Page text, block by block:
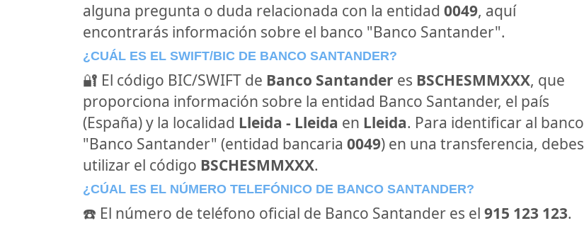
alguna pregunta o duda relacionada con la entidad 0049, aquí
encontrarás información sobre el banco "Banco Santander".
¿CUÁL ES EL SWIFT/BIC DE BANCO SANTANDER?
🔐 El código BIC/SWIFT de Banco Santander es BSCHESMMXXX, que
proporciona información sobre la entidad Banco Santander, el país
(España) y la localidad Lleida - Lleida en Lleida. Para identificar al banco
"Banco Santander" (entidad bancaria 0049) en una transferencia, debes
utilizar el código BSCHESMMXXX.
¿CÚAL ES EL NÚMERO TELEFÓNICO DE BANCO SANTANDER?
☎️ El número de teléfono oficial de Banco Santander es el 915 123 123.